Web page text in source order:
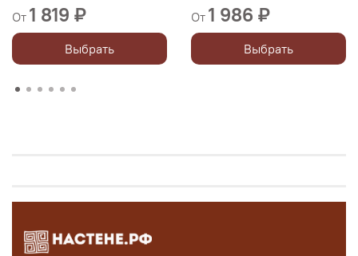
От 1 819 ₽
Выбрать
От 1 986 ₽
Выбрать